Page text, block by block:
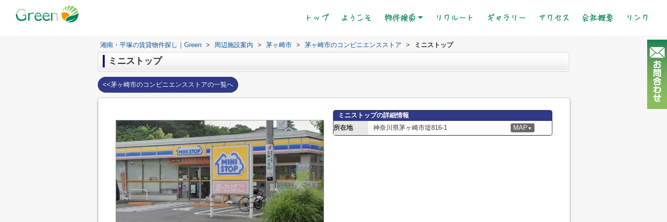
トップ(current)
ようこそ 物件検索 リクルート ギャラリー アクセス 会社概要 リンク
湘南・平塚の賃貸物件探し｜Green > 周辺施設案内 > 茅ヶ崎市 > 茅ヶ崎市のコンビニエンスストア > ミニストップ
ミニストップ
<<茅ヶ崎市のコンビニエンスストアの一覧へ
ミニストップの詳細情報
所在地
神奈川県茅ヶ崎市堤816-1 MAP ▼